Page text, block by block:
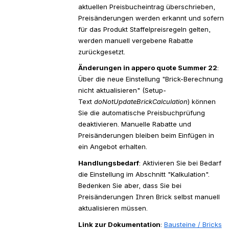
aktuellen Preisbucheintrag überschrieben,
Preisänderungen werden erkannt und sofern
für das Produkt Staffelpreisregeln gelten,
werden manuell vergebene Rabatte
zurückgesetzt.
Änderungen in appero quote Summer 22:
Über die neue Einstellung "Brick-Berechnung
nicht aktualisieren" (Setup-
Text doNotUpdateBrickCalculation) können
Sie die automatische Preisbuchprüfung
deaktivieren. Manuelle Rabatte und
Preisänderungen bleiben beim Einfügen in
ein Angebot erhalten.
Handlungsbedarf: Aktivieren Sie bei Bedarf
die Einstellung im Abschnitt "Kalkulation".
Bedenken Sie aber, dass Sie bei
Preisänderungen Ihren Brick selbst manuell
aktualisieren müssen.
Link zur Dokumentation: Bausteine / Bricks